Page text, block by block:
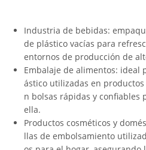
Industria de bebidas:
de plástico vacías para
entornos de producción de
Embalaje de alimentos: ideal
ástico utilizadas en
n bolsas rápidas y confiables
ella.
Productos cosméticos y
llas de embolsamiento